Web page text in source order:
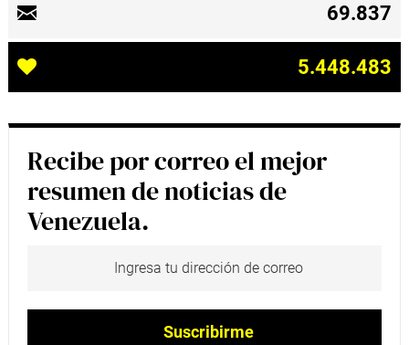
69.837
5.448.483
Recibe por correo el mejor
resumen de noticias de
Venezuela.